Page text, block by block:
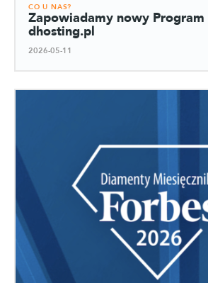
CO U NAS?
Zapowiadamy nowy
dhosting.pl
2026-05-11